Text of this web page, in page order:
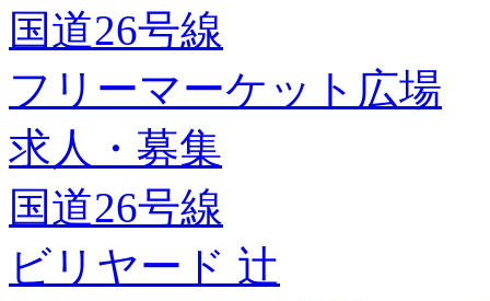
国道26号線
フリーマーケット広場
求人・募集
国道26号線
ビリヤード 辻